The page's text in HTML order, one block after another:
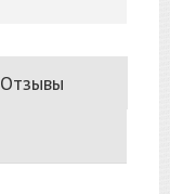
Отзывы